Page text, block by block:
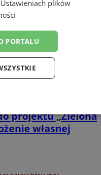
projektu „Zielona
własnej
Ustawieniach plików
PORTALU
Targetowanie